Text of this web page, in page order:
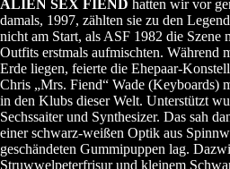
ALIEN SEX FIEND hatten wir vor
damals, 1997, zählten sie zu den
nicht am Start, als ASF 1982 die Szene
Outfits erstmals aufmischten. Während
Erde liegen, feierte die Ehepaar-
Chris „Mrs. Fiend“ Wade (Keyboards)
in den Klubs dieser Welt. Unterstützt
Sechssaiter und Synthesizer. Das sah
einer schwarz-weißen Optik aus
geschändeten Gummipuppen lag.
Struwwelpeterfrisur und kleinem